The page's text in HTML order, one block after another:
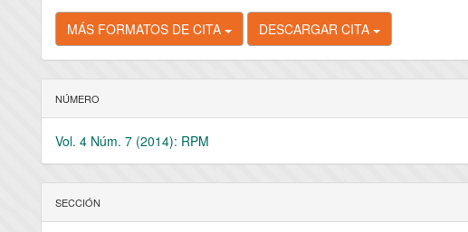
MÁS FORMATOS DE CITA DESCARGAR CITA
NÚMERO
Vol. 4 Núm. 7 (2014): RPM
SECCIÓN